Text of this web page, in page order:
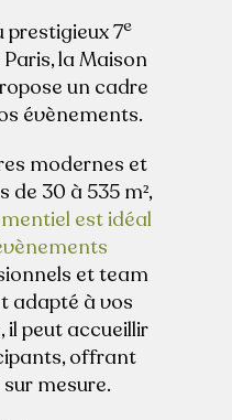
NOUS
DEVIS
7e
la Maison
un cadre
évènements.
modernes et
de 30 à 535 m²,
est idéal
et team
adapté à vos
il peut accueillir
offrant
mesure.